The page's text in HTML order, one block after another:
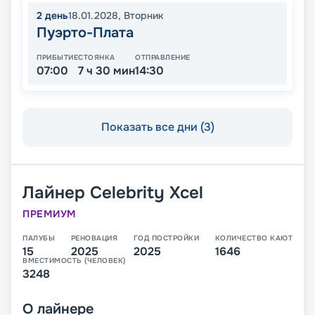
2 день18.01.2028, Вторник
Пуэрто-Плата
ПРИБЫТИЕ
07:00
СТОЯНКА
7 ч 30 мин
ОТПРАВЛЕНИЕ
14:30
Показать все дни (3)
Лайнер Celebrity Xcel
ПРЕМИУМ
ПАЛУБЫ
15
РЕНОВАЦИЯ
2025
ГОД ПОСТРОЙКИ
2025
КОЛИЧЕСТВО КАЮТ
1646
ВМЕСТИМОСТЬ (ЧЕЛОВЕК)
3248
О лайнере